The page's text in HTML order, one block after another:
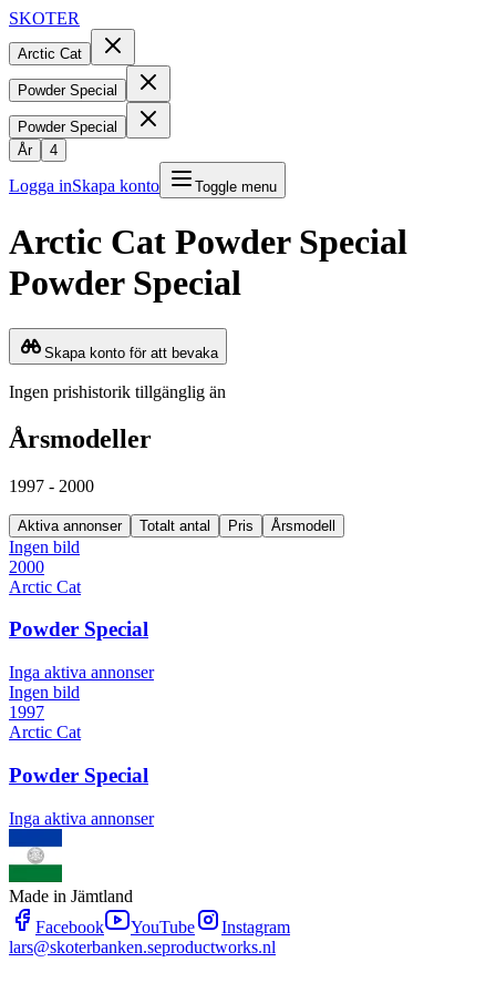
SKOTER
Arctic Cat
Powder Special
Powder Special
År
4
Logga inSkapa konto Toggle menu
Arctic Cat Powder Special
Powder Special
Skapa konto för att bevaka
Ingen prishistorik tillgänglig än
Årsmodeller
1997 - 2000
Aktiva annonser Totalt antal Pris Årsmodell
Ingen bild
2000
Arctic Cat
Powder Special
Inga aktiva annonser
Ingen bild
1997
Arctic Cat
Powder Special
Inga aktiva annonser
Made in Jämtland
Facebook
YouTube
Instagram
lars@skoterbanken.seproductworks.nl